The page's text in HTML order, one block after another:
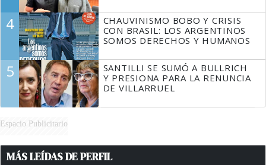
4
CHAUVINISMO BOBO Y CRISIS
CON BRASIL: LOS ARGENTINOS
SOMOS DERECHOS Y HUMANOS
5
SANTILLI SE SUMÓ A BULLRICH
Y PRESIONA PARA LA RENUNCIA
DE VILLARRUEL
Espacio Publicitario
MÁS LEÍDAS DE PERFIL